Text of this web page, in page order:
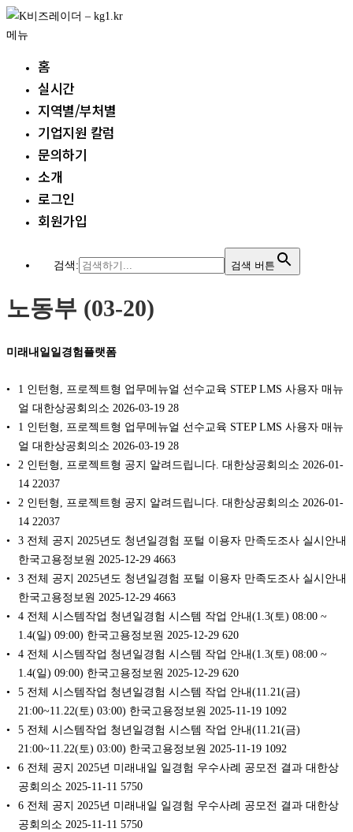
내
용
메뉴
홈
실시간
지역별/부처별
기업지원 칼럼
문의하기
소개
로그인
회원가입
검색: 검색 버튼
노동부 (03-20)
미래내일일경험플랫폼
1 인턴형, 프로젝트형 업무메뉴얼 선수교육 STEP LMS 사용자 매뉴
얼 대한상공회의소 2026-03-19 28
1 인턴형, 프로젝트형 업무메뉴얼 선수교육 STEP LMS 사용자 매뉴
얼 대한상공회의소 2026-03-19 28
2 인턴형, 프로젝트형 공지 알려드립니다. 대한상공회의소 2026-01-
14 22037
2 인턴형, 프로젝트형 공지 알려드립니다. 대한상공회의소 2026-01-
14 22037
3 전체 공지 2025년도 청년일경험 포털 이용자 만족도조사 실시안내
한국고용정보원 2025-12-29 4663
3 전체 공지 2025년도 청년일경험 포털 이용자 만족도조사 실시안내
한국고용정보원 2025-12-29 4663
4 전체 시스템작업 청년일경험 시스템 작업 안내(1.3(토) 08:00 ~
1.4(일) 09:00) 한국고용정보원 2025-12-29 620
4 전체 시스템작업 청년일경험 시스템 작업 안내(1.3(토) 08:00 ~
1.4(일) 09:00) 한국고용정보원 2025-12-29 620
5 전체 시스템작업 청년일경험 시스템 작업 안내(11.21(금)
21:00~11.22(토) 03:00) 한국고용정보원 2025-11-19 1092
5 전체 시스템작업 청년일경험 시스템 작업 안내(11.21(금)
21:00~11.22(토) 03:00) 한국고용정보원 2025-11-19 1092
6 전체 공지 2025년 미래내일 일경험 우수사례 공모전 결과 대한상
공회의소 2025-11-11 5750
6 전체 공지 2025년 미래내일 일경험 우수사례 공모전 결과 대한상
공회의소 2025-11-11 5750